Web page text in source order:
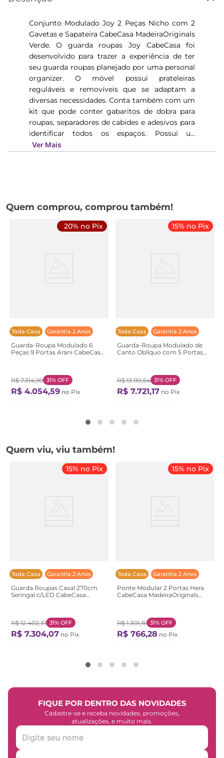
Conjunto Modulado Joy 2 Peças Nicho com 2
Gavetas e Sapateira CabeCasa MadeiraOriginals
Verde. O guarda roupas Joy CabeCasa foi
desenvolvido para trazer a experiência de ter
seu guarda roupas planejado por uma personal
organizer. O móvel possui prateleiras
reguláveis e removíveis que se adaptam a
diversas necessidades. Conta também com um
kit que pode conter gabaritos de dobra para
roupas, separadores de cabides e adesivos para
identificar todos os espaços. Possui u...
Ver Mais
Quem comprou, comprou também!
Toda Casa Garantia 2 Anos
20% no Pix
Guarda-Roupa Modulado 6
Peças 9 Portas Arani CabeCasa
R$ 7.314,99 31% OFF
R$ 4.054,59 no Pix
Toda Casa Garantia 2 Anos
15% no Pix
Guarda-Roupa Modulado de
Canto Obliquo com 5 Portas
Aveia/Reflecta
R$ 13.110,54 31% OFF
R$ 7.721,17 no Pix
Quem viu, viu também!
Toda Casa Garantia 2 Anos
15% no Pix
Guarda Roupas Casal 270cm
Seringal c/LED CabeCasa
R$ 12.402,31 31% OFF
R$ 7.304,07 no Pix
Toda Casa Garantia 2 Anos
15% no Pix
Ponte Modular 2 Portas Hera
CabeCasa MadeiraOriginals
R$ 1.301,15 31% OFF
R$ 766,28 no Pix
FIQUE POR DENTRO DAS NOVIDADES
Cadastre-se e receba novidades, promoções,
atualizações, e muito mais.